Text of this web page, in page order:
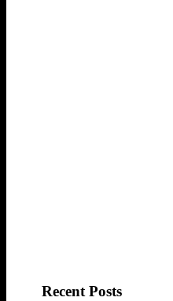
Recent Posts